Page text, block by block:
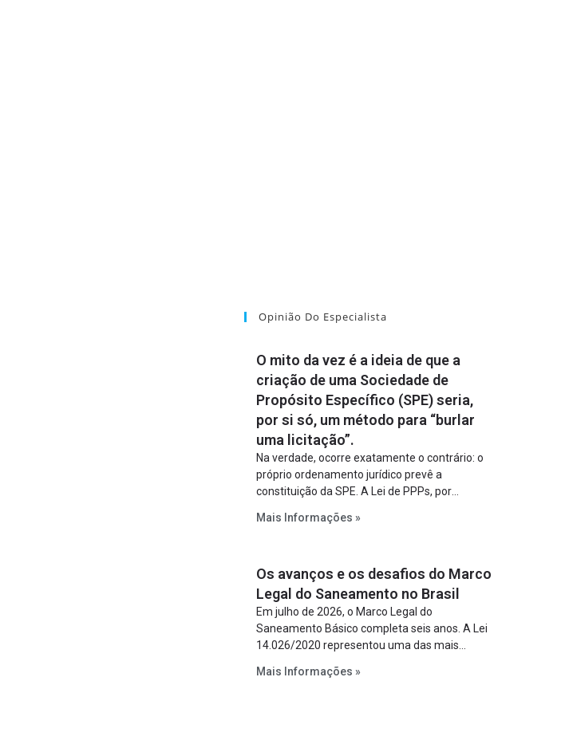
Opinião Do Especialista
O mito da vez é a ideia de que a
criação de uma Sociedade de
Propósito Específico (SPE) seria,
por si só, um método para “burlar
uma licitação”.
Na verdade, ocorre exatamente o contrário: o
próprio ordenamento jurídico prevê a
constituição da SPE. A Lei de PPPs, por
constitua uma SPE para implantar e gerir o
Lei de Concessões, a figura é facultativa e
sujeita a uma escolha racional de projeto a
projeto.
Mais Informações »
Os avanços e os desafios do Marco
Legal do Saneamento no Brasil
Em julho de 2026, o Marco Legal do
Saneamento Básico completa seis anos. A Lei
14.026/2020 representou uma das mais
estabelecer metas claras para a
Mais Informações »